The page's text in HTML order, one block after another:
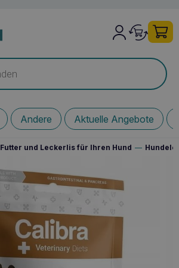
Andere Aktuelle Angebote
Futter und Leckerlis für Ihren Hund —